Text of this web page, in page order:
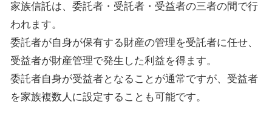
家族信託は、委託者・受託者・受益者の三者の間で行
われます。
委託者が自身が保有する財産の管理を受託者に任せ、
受益者が財産管理で発生した利益を得ます。
委託者自身が受益者となることが通常ですが、受益者
を家族複数人に設定することも可能です。